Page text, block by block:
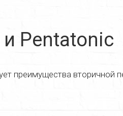
Pentatonic
преимущества вторичной